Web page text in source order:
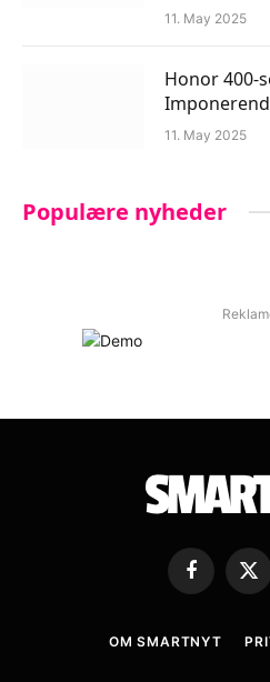
11. May 2025
Honor 400-
11. May 2025
Populære nyheder
Facebook
X
OM SMARTNYT